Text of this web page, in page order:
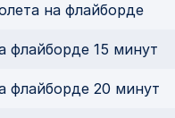
на флайборде
флайборде 15 минут
флайборде 20 минут